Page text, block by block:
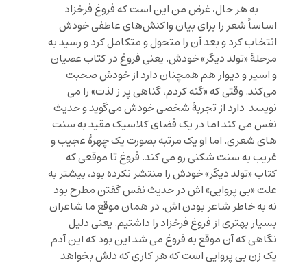
به هر حال، غرض من این است که فروغ فرخزاد
اساساً شعر را برای بیان واکنش‌های عاطفی خودش
انتخاب کرد و بعد آن را متحول و متکامل کرد و رسید به
مرحلۀ «تولد دیگر» خودش. یعنی فروغ در کتاب عصیان
و اسیر و دیوار هم همچنان دارد از خودش صحبت
می‌کند. وقتی که «گنه کردم، گناهی پر ز لذت» را می
نویسد دارد از تجربۀ شخصی خودش می‌گوید و حدیث
نفس می کند اما در یک فضای کلاسیک مقید به سنت
های شعری. اما او یک مرتبه بصورت یک چهرۀ عجیب و
غریب به سنت شکنی رو می کند. فروغ تا موقعی که
کتاب «تولد دیگر» خودش را منتشر نکرده بود، بیشتر به
علت «بی پروایی» اش در حدیث نفس گفتن مطرح بود
نه به خاطر شاعر بودن اش. در همان موقع ما شاعران
بسیار بهتری از فروغ فرخزاد را داشتیم. یعنی دلیل
نگاهی که آن موقع به فروغ می شد این بود که این آدم
یک زن بی پروایی است که هر کاری که دلش بخواهد